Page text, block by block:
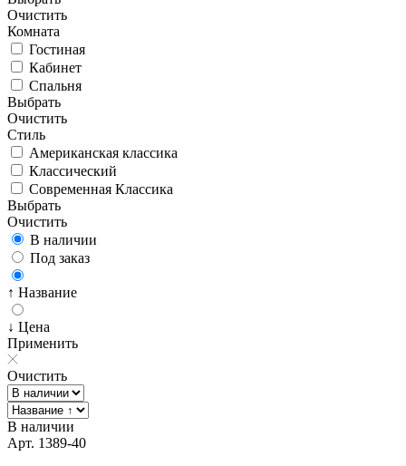
Очистить
Комната
Гостиная
Кабинет
Спальня
Выбрать
Очистить
Стиль
Американская классика
Классический
Современная Классика
Выбрать
Очистить
В наличии
Под заказ
↑ Название
↓ Цена
Применить
Очистить
В наличии
Арт. 1389-40